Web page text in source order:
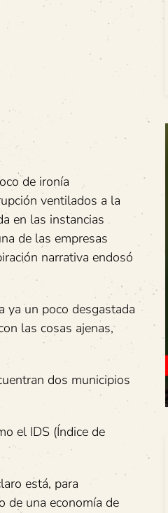
de ironía
ventilados a la
en las instancias
de las empresas
narrativa endosó
ya un poco desgastada
las cosas ajenas,
dos municipios
el IDS (Índice de
está, para
de una economía de